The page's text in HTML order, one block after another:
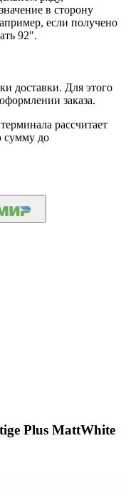
в сторону
если получено
92".
доставки. Для этого
заказа.
рассчитает
сумму до
Plus MattWhite